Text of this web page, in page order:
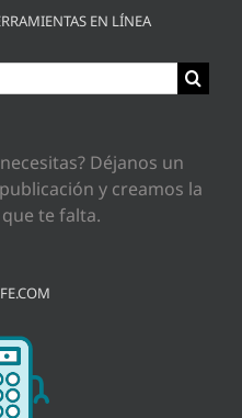
EN LÍNEA
Déjanos un
y creamos la
te falta.